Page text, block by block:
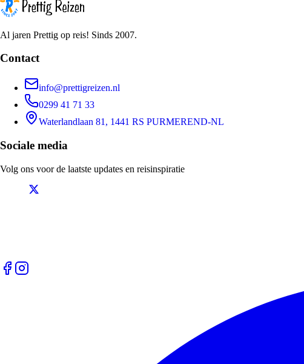
Al jaren Prettig op reis! Sinds 2007.
Contact
info@prettigreizen.nl
0299 41 71 33
Waterlandlaan 81, 1441 RS PURMEREND-NL
Sociale media
Volg ons voor de laatste updates en reisinspiratie